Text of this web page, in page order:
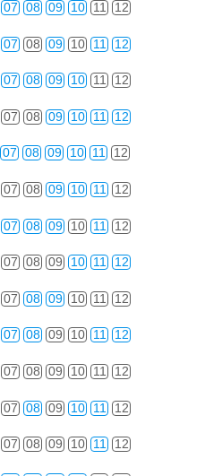
07 08 09 10 11 12
07 08 09 10 11 12
07 08 09 10 11 12
07 08 09 10 11 12
07 08 09 10 11 12
07 08 09 10 11 12
07 08 09 10 11 12
07 08 09 10 11 12
07 08 09 10 11 12
07 08 09 10 11 12
07 08 09 10 11 12
07 08 09 10 11 12
07 08 09 10 11 12